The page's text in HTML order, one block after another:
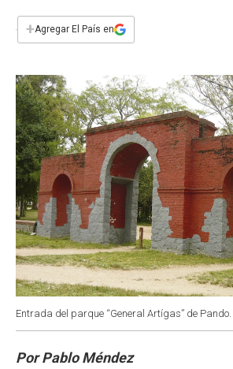
e
b
k
s
p
t
n
i
l
+Agregar El País en
Entrada del parque “General Artígas” de Pando.
Por Pablo Méndez